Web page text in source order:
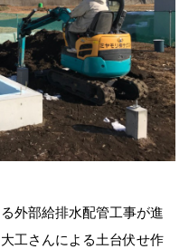
外部給排水配管工事が進
工さんによる土台伏せ作